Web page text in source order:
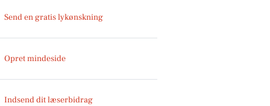
Send en gratis lykønskning
Opret mindeside
Indsend dit læserbidrag